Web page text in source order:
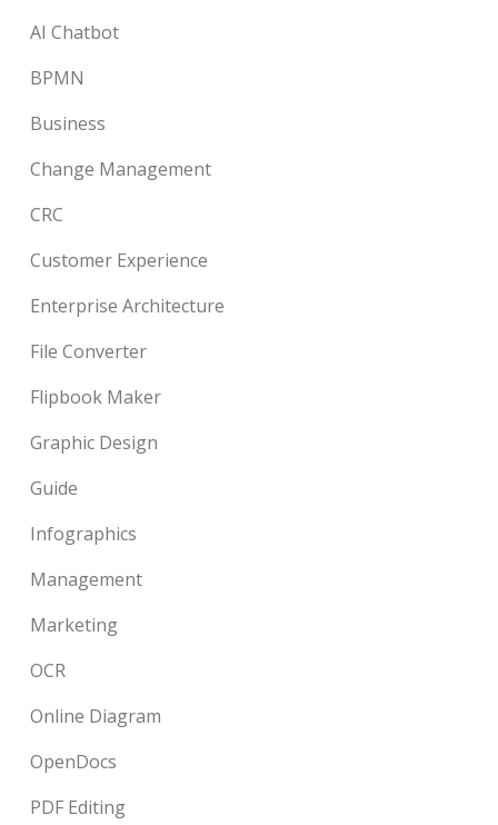
AI Chatbot
BPMN
Business
Change Management
CRC
Customer Experience
Enterprise Architecture
File Converter
Flipbook Maker
Graphic Design
Guide
Infographics
Management
Marketing
OCR
Online Diagram
OpenDocs
PDF Editing